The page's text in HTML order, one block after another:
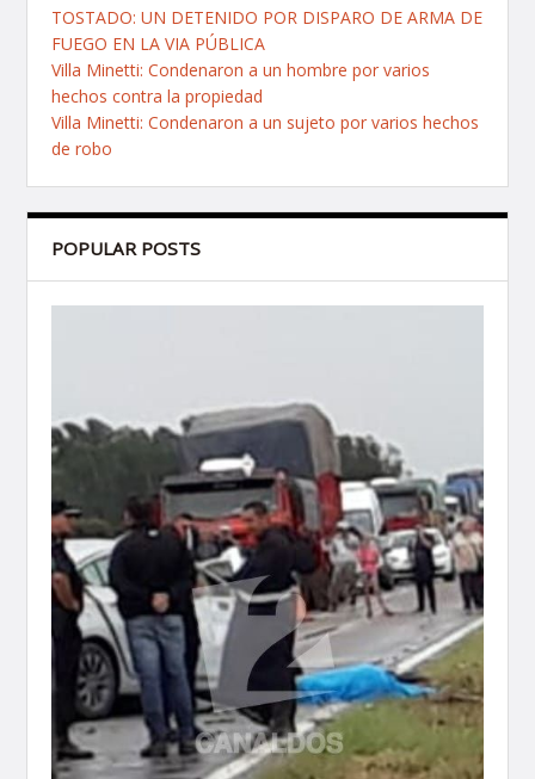
TOSTADO: UN DETENIDO POR DISPARO DE ARMA DE
FUEGO EN LA VIA PÚBLICA
Villa Minetti: Condenaron a un hombre por varios
hechos contra la propiedad
Villa Minetti: Condenaron a un sujeto por varios hechos
de robo
POPULAR POSTS